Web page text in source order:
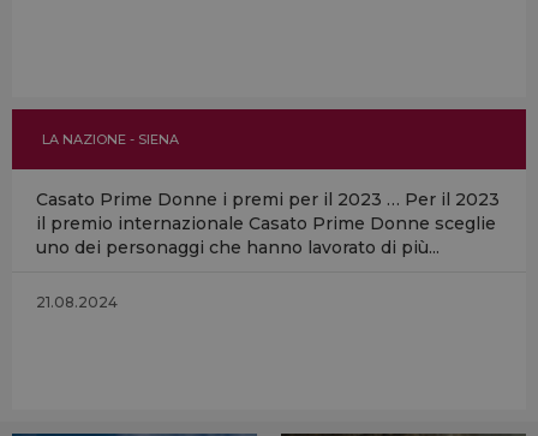
LA NAZIONE - SIENA
Casato Prime Donne i premi per il 2023 … Per il 2023
il premio internazionale Casato Prime Donne sceglie
uno dei personaggi che hanno lavorato di più...
21.08.2024